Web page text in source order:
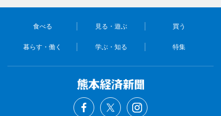
食べる 見る・遊ぶ 買う
暮らす・働く 学ぶ・知る 特集